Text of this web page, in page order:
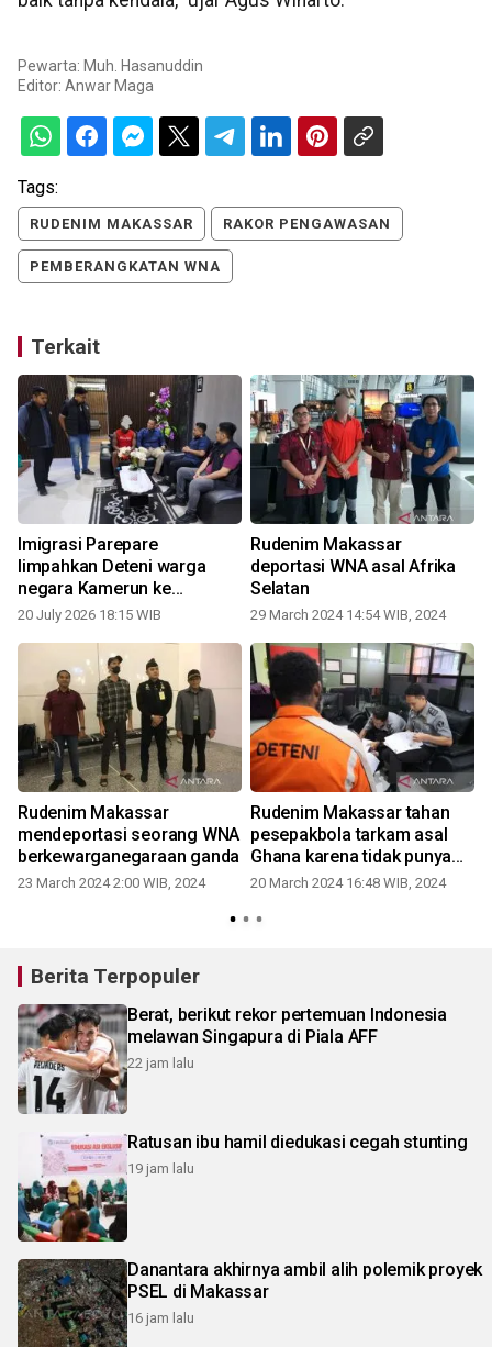
Pewarta: Muh. Hasanuddin
Editor: Anwar Maga
Tags:
RUDENIM MAKASSAR RAKOR PENGAWASAN
PEMBERANGKATAN WNA
Terkait
Imigrasi Parepare
limpahkan Deteni warga
negara Kamerun ke
Rudenim Makassar
20 July 2026 18:15 WIB
Rudenim Makassar
deportasi WNA asal Afrika
Selatan
29 March 2024 14:54 WIB, 2024
Rudenim Makassar
mendeportasi seorang WNA
berkewarganegaraan ganda
23 March 2024 2:00 WIB, 2024
Rudenim Makassar tahan
pesepakbola tarkam asal
Ghana karena tidak punya
izin
20 March 2024 16:48 WIB, 2024
Berita Terpopuler
Berat, berikut rekor pertemuan Indonesia
melawan Singapura di Piala AFF
22 jam lalu
Ratusan ibu hamil diedukasi cegah stunting
19 jam lalu
Danantara akhirnya ambil alih polemik proyek
PSEL di Makassar
16 jam lalu